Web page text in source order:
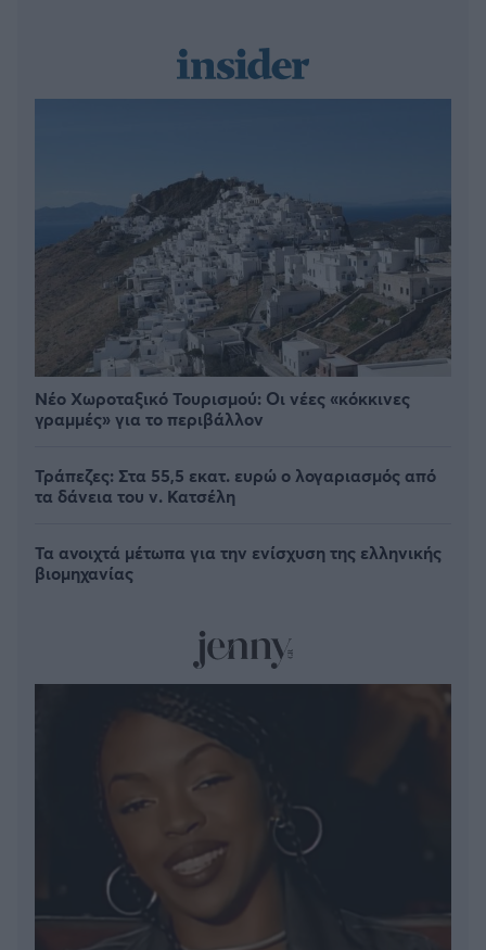
Νέο Χωροταξικό Τουρισμού: Οι νέες «κόκκινες
γραμμές» για το περιβάλλον
Τράπεζες: Στα 55,5 εκατ. ευρώ ο λογαριασμός από
τα δάνεια του ν. Κατσέλη
Τα ανοιχτά μέτωπα για την ενίσχυση της ελληνικής
βιομηχανίας